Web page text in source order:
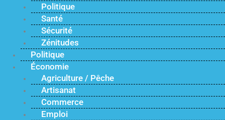
Politique
Santé
Sécurité
Zénitudes
Politique
Économie
Agriculture / Pêche
Artisanat
Commerce
Emploi